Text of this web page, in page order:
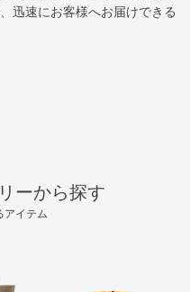
迅速にお客様へお届けできる
ーから探す
アイテム